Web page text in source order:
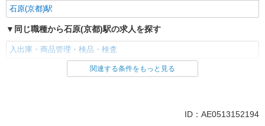
石原(京都)駅
同じ職種から石原(京都)駅の求人を探す
入出庫・商品管理・検品・検査
同じ雇用形態から石原(京都)駅の求人を探す
関連する条件をもっと見る
ID：AE0513152194